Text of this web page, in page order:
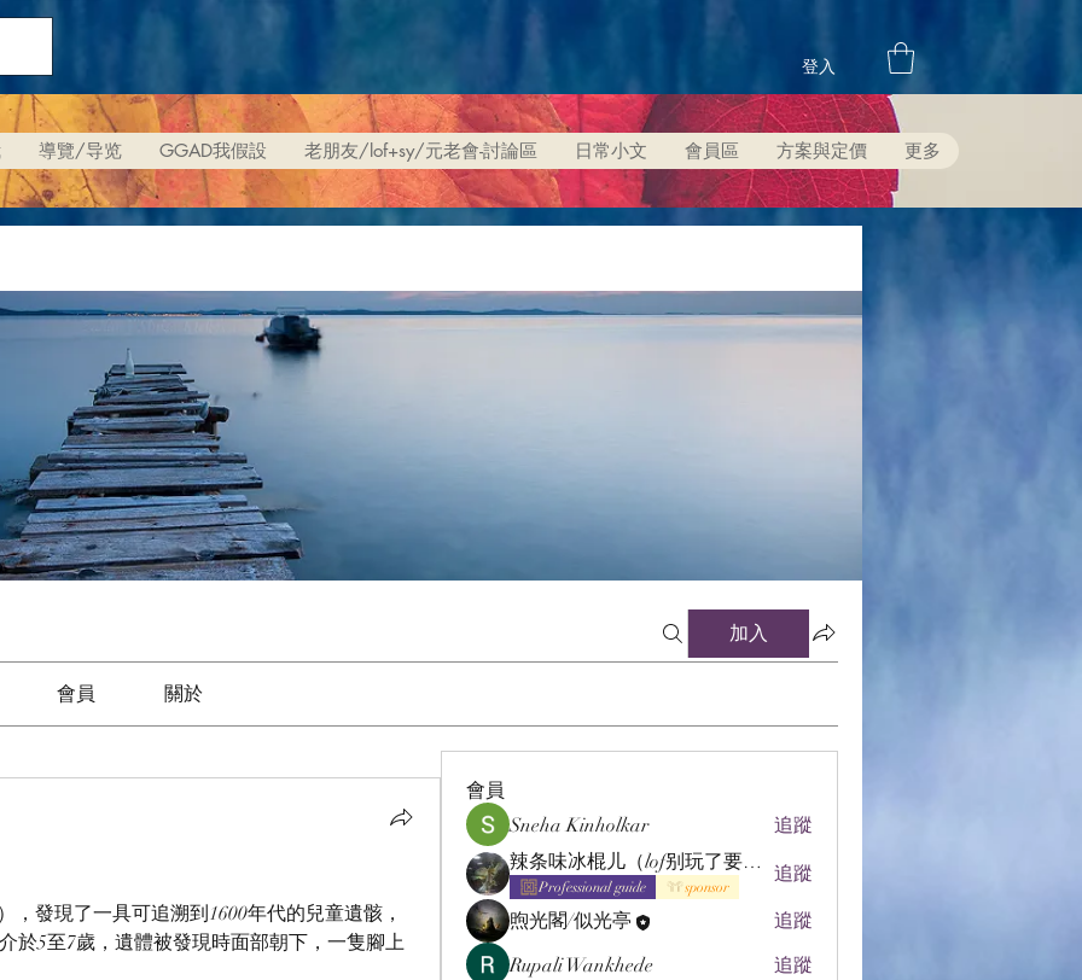
登入
導覽/导览 GGAD我假設 老朋友/lof+sy/元老會-討論區 日常小文 會員區 方案與定價 更多
加入
會員 關於
，發現了一具可追溯到1600年代的兒童遺骸，
於5至7歲，遺體被發現時面部朝下，一隻腳上
會員
Sneha Kinholkar
追蹤
辣条味冰棍儿（lof别玩了要氪金的）
Professional guide sponsor
追蹤
煦光閣/似光亭
追蹤
Rupali Wankhede
追蹤